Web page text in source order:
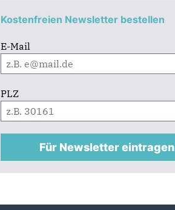
Kostenfreien Newsletter bestellen
E-Mail
PLZ
Für Newsletter eintragen